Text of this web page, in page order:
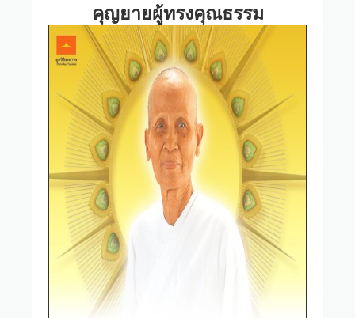
คุญยายผู้ทรงคุณธรรม